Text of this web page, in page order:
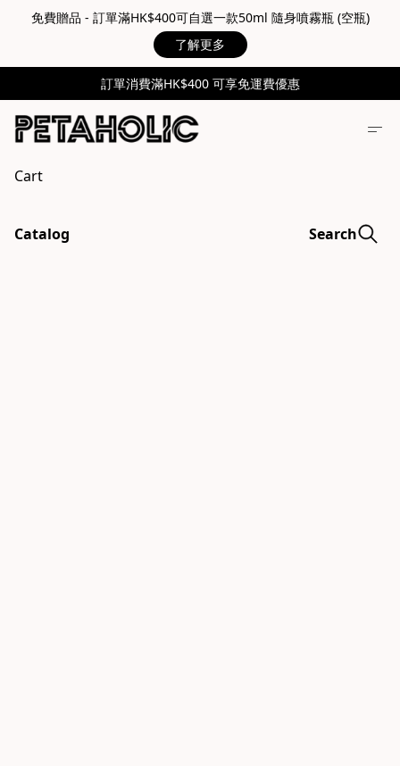
免費贈品 - 訂單滿HK$400可自選一款50ml 隨身噴霧瓶 (空瓶)
了解更多
訂單消費滿HK$400 可享免運費優惠
Cart
Catalog Search